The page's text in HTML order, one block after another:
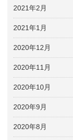
2021年2月
2021年1月
2020年12月
2020年11月
2020年10月
2020年9月
2020年8月